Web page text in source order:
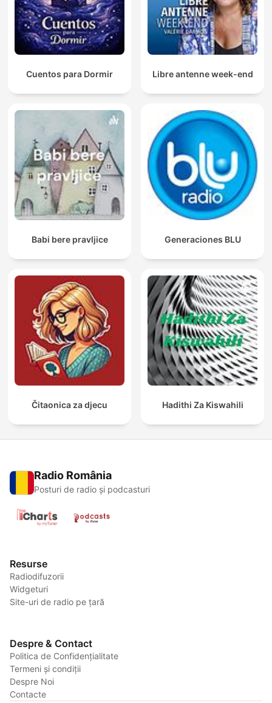
Cuentos para Dormir Libre antenne week-end
Babi bere pravljice Generaciones BLU
Čitaonica za djecu Hadithi Za Kiswahili
Radio România
Posturi de radio și podcasturi
Resurse
Radiodifuzorii
Widgeturi
Site-uri de radio pe țară
Despre & Contact
Politica de Confidențialitate
Termeni și condiții
Despre Noi
Contacte